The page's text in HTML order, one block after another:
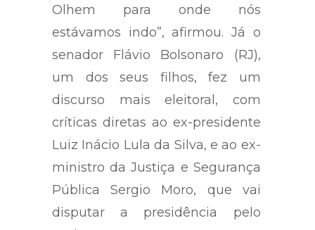
Tiramos o Brasil da esquerda.
Olhem para onde nós
estávamos indo”, afirmou. Já o
senador Flávio Bolsonaro (RJ),
um dos seus filhos, fez um
discurso mais eleitoral, com
críticas diretas ao ex-presidente
Luiz Inácio Lula da Silva, e ao ex-
ministro da Justiça e Segurança
Pública Sergio Moro, que vai